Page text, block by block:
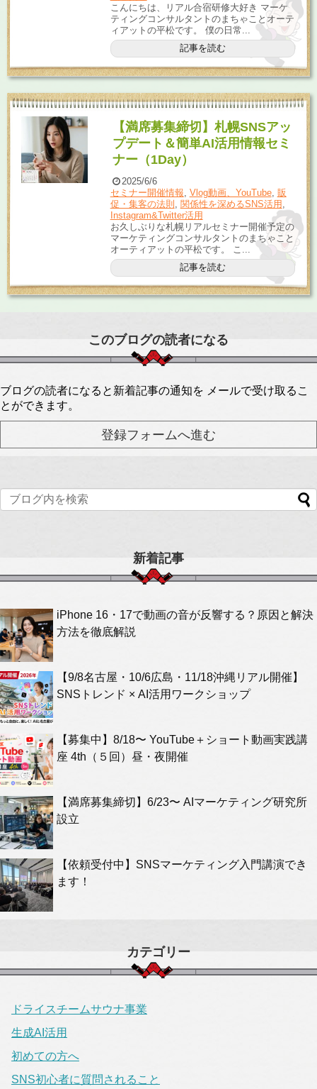
こんにちは、リアル合宿研修大好き マーケ
ティングコンサルタントのまちゃことオーテ
ィアットの平松です。 僕の日常...
記事を読む
【満席募集締切】札幌SNSアッ
プデート＆簡単AI活用情報セミ
ナー（1Day）
2025/6/6
セミナー開催情報 Vlog動画、YouTube, 販
促・集客の法則 関係性を深めるSNS活用
Instagram&Twitter活用
お久しぶりな札幌リアルセミナー開催予定の
マーケティングコンサルタントのまちゃこと
オーティアットの平松です。 こ...
記事を読む
このブログの読者になる
ブログの読者になると新着記事の通知を メールで受け取るこ
とができます。
新着記事
iPhone 16・17で動画の音が反響する？原因と解決
方法を徹底解説
【9/8名古屋・10/6広島・11/18沖縄リアル開催】
SNSトレンド × AI活用ワークショップ
【募集中】8/18〜 YouTube＋ショート動画実践講
座 4th（５回）昼・夜開催
【満席募集締切】6/23〜 AIマーケティング研究所
設立
【依頼受付中】SNSマーケティング入門講演でき
ます！
カテゴリー
ドライスチームサウナ事業
生成AI活用
初めての方へ
SNS初心者に質問されること